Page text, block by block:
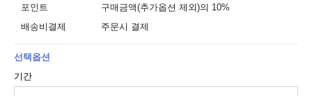
포인트
구매금액(추가옵션 제외)의 10%
배송비결제
주문시 결제
선택옵션
기간